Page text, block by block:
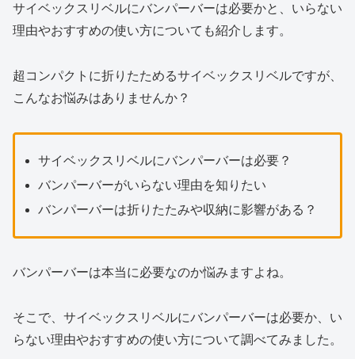
サイベックスリベルにバンパーバーは必要かと、いらない
理由やおすすめの使い方についても紹介します。
超コンパクトに折りたためるサイベックスリベルですが、
こんなお悩みはありませんか？
サイベックスリベルにバンパーバーは必要？
バンパーバーがいらない理由を知りたい
バンパーバーは折りたたみや収納に影響がある？
バンパーバーは本当に必要なのか悩みますよね。
そこで、サイベックスリベルにバンパーバーは必要か、い
らない理由やおすすめの使い方について調べてみました。